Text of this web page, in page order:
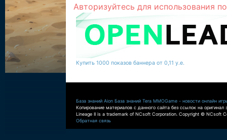
Авторизуйтесь для использования
Купить 1000 показов баннера от 0,11 у.е.
База знаний Aion База знаний Tera MMOGame - новости онлайн
Копирование материалов с данного сайта без ссылок на оригинал
Lineage II is a trademark of NCsoft Corporation. Copyright © NCsoft
Обратная связь